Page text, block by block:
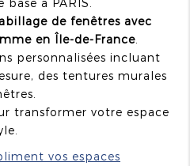
de fenêtres avec
en Île-de-France
personnalisées incluant
des tentures murales
transformer votre espace
vos espaces